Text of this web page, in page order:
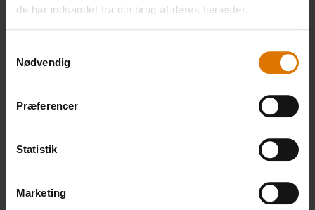
de har indsamlet fra din brug af deres tjenester.
Nødvendig
Præferencer
Statistik
Marketing
Anbefalet tilbehør
Stegepande